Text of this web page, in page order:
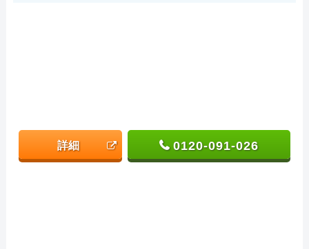
詳細 0120-091-026